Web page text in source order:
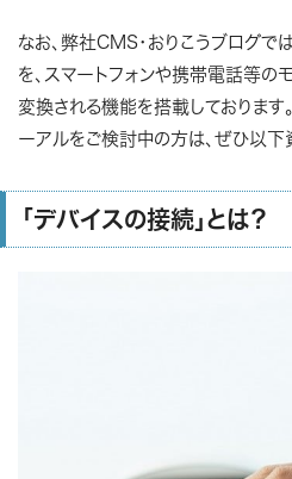
なお、弊社CMS・おりこうブログで
を、スマートフォンや携帯電話等の
変換される機能を搭載しております
ーアルをご検討中の方は、ぜひ以下
「デバイスの接続」とは？